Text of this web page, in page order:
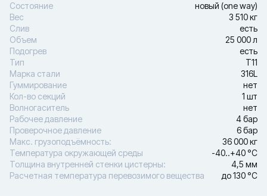
Состояние
новый (one way)
Вес
3 510 кг
Слив
есть
Объем
25 000 л
Подогрев
есть
Тип
Т11
Марка стали
316L
Гуммирование
нет
Кол-во секций
1 шт
Волногаситель
нет
Рабочее давление
4 бар
Проверочное давление
6 бар
Макс. грузоподъёмность:
36 000 кг
Температура окружающей среды
-40..+40 °С
Толщина внутренней стенки цистерны:
4,5 мм
Расчетная температура перевозимого вещества
до 130 °С